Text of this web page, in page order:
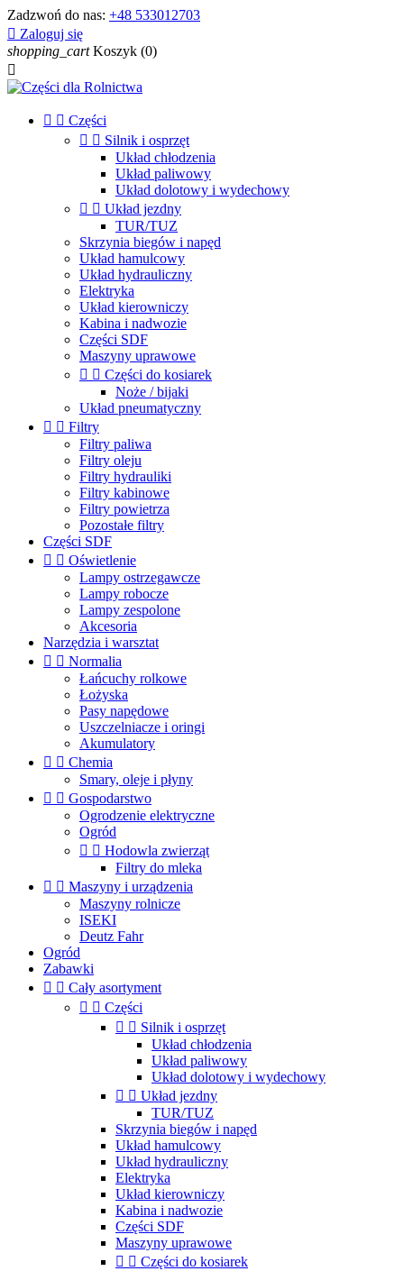
Zadzwoń do nas: +48 533012703
 Zaloguj się
shopping_cart Koszyk (0)

  Części
  Silnik i osprzęt
Układ chłodzenia
Układ paliwowy
Układ dolotowy i wydechowy
  Układ jezdny
TUR/TUZ
Skrzynia biegów i napęd
Układ hamulcowy
Układ hydrauliczny
Elektryka
Układ kierowniczy
Kabina i nadwozie
Części SDF
Maszyny uprawowe
  Części do kosiarek
Noże / bijaki
Układ pneumatyczny
  Filtry
Filtry paliwa
Filtry oleju
Filtry hydrauliki
Filtry kabinowe
Filtry powietrza
Pozostałe filtry
Części SDF
  Oświetlenie
Lampy ostrzegawcze
Lampy robocze
Lampy zespolone
Akcesoria
Narzędzia i warsztat
  Normalia
Łańcuchy rolkowe
Łożyska
Pasy napędowe
Uszczelniacze i oringi
Akumulatory
  Chemia
Smary, oleje i płyny
  Gospodarstwo
Ogrodzenie elektryczne
Ogród
  Hodowla zwierząt
Filtry do mleka
  Maszyny i urządzenia
Maszyny rolnicze
ISEKI
Deutz Fahr
Ogród
Zabawki
  Cały asortyment
  Części
  Silnik i osprzęt
Układ chłodzenia
Układ paliwowy
Układ dolotowy i wydechowy
  Układ jezdny
TUR/TUZ
Skrzynia biegów i napęd
Układ hamulcowy
Układ hydrauliczny
Elektryka
Układ kierowniczy
Kabina i nadwozie
Części SDF
Maszyny uprawowe
  Części do kosiarek